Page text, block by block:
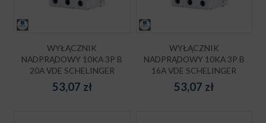
WYŁĄCZNIK
NADPRĄDOWY 10KA 3P B
20A VDE SCHELINGER
53,07 zł
WYŁĄCZNIK
NADPRĄDOWY 10KA 3P B
16A VDE SCHELINGER
53,07 zł